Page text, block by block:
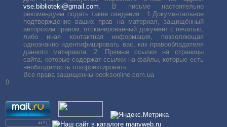
vse.biblioteki@gmail.com. В письме настоятельно
рекомендуем подать такие сведения : 1.Документальное
подтверждение ваших прав на материал, защищённый
авторским правом: отсканированный документ с печатью,
либо иная контактная информация, позволяющая
однозначно идентифицировать вас, как правообладателя
данного материала. 2. Прямые ссылки на страницы
сайта, которые содержат ссылки на файлы, которые есть
необходимость откорректировать.
Все права защищенны booksonline.com.ua
0